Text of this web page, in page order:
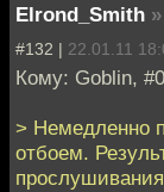
Elrond_Smith »
#132 | 22.01.11
Кому: Goblin, #0
> Немедленно
отбоем.